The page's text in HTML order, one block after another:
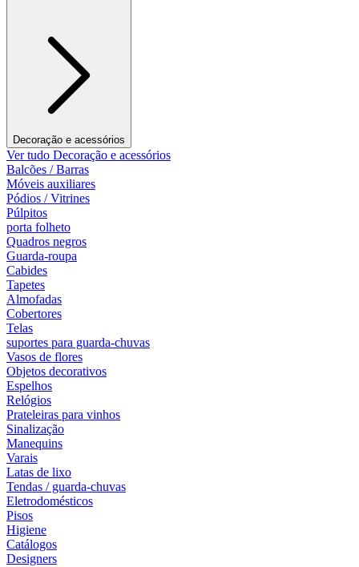
Decoração e acessórios
Ver tudo Decoração e acessórios
Balcões / Barras
Móveis auxiliares
Pódios / Vitrines
Púlpitos
porta folheto
Quadros negros
Guarda-roupa
Cabides
Tapetes
Almofadas
Cobertores
Telas
suportes para guarda-chuvas
Vasos de flores
Objetos decorativos
Espelhos
Relógios
Prateleiras para vinhos
Sinalização
Manequins
Varais
Latas de lixo
Tendas / guarda-chuvas
Eletrodomésticos
Pisos
Higiene
Catálogos
Designers